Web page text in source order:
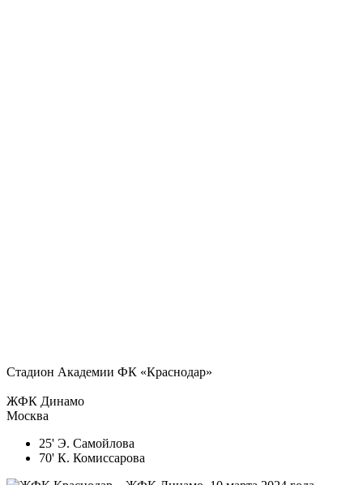
Стадион Академии ФК «Краснодар»
ЖФК Динамо
Москва
25' Э. Самойлова
70' К. Комиссарова